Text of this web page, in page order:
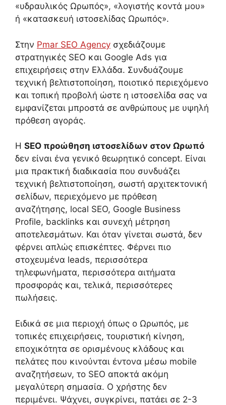
«υδραυλικός Ωρωπός», «λογιστής κοντά μου»
ή «κατασκευή ιστοσελίδας Ωρωπός».
Στην Pmar SEO Agency σχεδιάζουμε
στρατηγικές SEO και Google Ads για
επιχειρήσεις στην Ελλάδα. Συνδυάζουμε
τεχνική βελτιστοποίηση, ποιοτικό περιεχόμενο
και τοπική προβολή ώστε η ιστοσελίδα σας να
εμφανίζεται μπροστά σε ανθρώπους με υψηλή
πρόθεση αγοράς.
Η SEO προώθηση ιστοσελίδων στον Ωρωπό
δεν είναι ένα γενικό θεωρητικό concept. Είναι
μια πρακτική διαδικασία που συνδυάζει
τεχνική βελτιστοποίηση, σωστή αρχιτεκτονική
σελίδων, περιεχόμενο με πρόθεση
αναζήτησης, local SEO, Google Business
Profile, backlinks και συνεχή μέτρηση
αποτελεσμάτων. Και όταν γίνεται σωστά, δεν
φέρνει απλώς επισκέπτες. Φέρνει πιο
στοχευμένα leads, περισσότερα
τηλεφωνήματα, περισσότερα αιτήματα
προσφοράς και, τελικά, περισσότερες
πωλήσεις.
Ειδικά σε μια περιοχή όπως ο Ωρωπός, με
τοπικές επιχειρήσεις, τουριστική κίνηση,
εποχικότητα σε ορισμένους κλάδους και
πελάτες που κινούνται έντονα μέσω mobile
αναζητήσεων, το SEO αποκτά ακόμη
μεγαλύτερη σημασία. Ο χρήστης δεν
περιμένει. Ψάχνει, συγκρίνει, πατάει σε 2-3